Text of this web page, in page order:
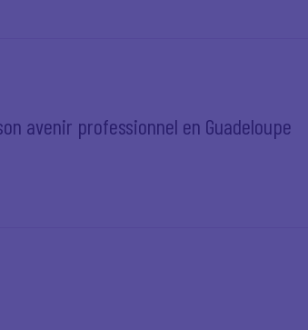
avenir professionnel en Guadeloupe